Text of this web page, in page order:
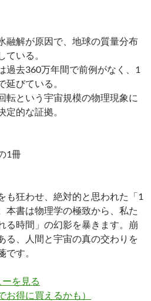
融解が原因で、地球の質量分布
いる。
過去360万年間で前例がなく、1
延びている。
転という宇宙規模の物理現象に
定的な証拠。
1冊
も狂わせ、絶対的と思われた「1
本書は物理学の極致から、私た
る時間」の幻影を暴きます。崩
る、人間と宇宙の真の交わりを
す。
を見る
お得に買えるかも）